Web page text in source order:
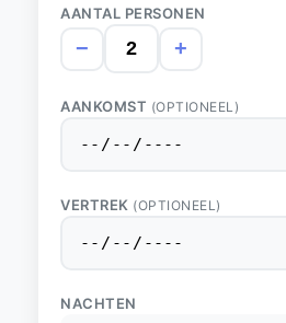
AANTAL PERSONEN
− +
AANKOMST (OPTIONEEL)
VERTREK (OPTIONEEL)
NACHTEN